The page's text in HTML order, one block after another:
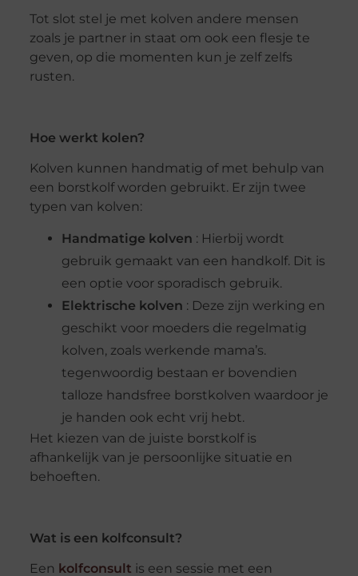
Tot slot stel je met kolven andere mensen
zoals je partner in staat om ook een flesje te
geven, op die momenten kun je zelf zelfs
rusten.
Hoe werkt kolen?
Kolven kunnen handmatig of met behulp van
een borstkolf worden gebruikt. Er zijn twee
typen van kolven:
Handmatige kolven : Hierbij wordt
gebruik gemaakt van een handkolf. Dit is
een optie voor sporadisch gebruik.
Elektrische kolven : Deze zijn werking en
geschikt voor moeders die regelmatig
kolven, zoals werkende mama’s.
tegenwoordig bestaan ​​er bovendien
talloze handsfree borstkolven waardoor je
je handen ook echt vrij hebt.
Het kiezen van de juiste borstkolf is
afhankelijk van je persoonlijke situatie en
behoeften.
Wat is een kolfconsult?
Een kolfconsult is een sessie met een